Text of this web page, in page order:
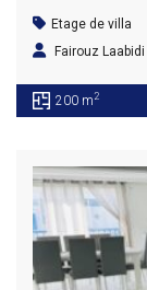
Etage de villa
Fairouz Laabidi
200 m2